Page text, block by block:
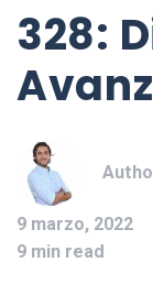
328:
9 marzo, 2022
9 min read